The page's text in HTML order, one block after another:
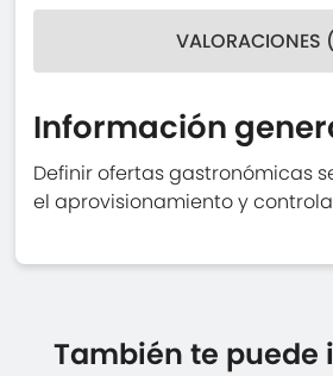
VALORACIONES
Información
Definir ofertas gastronómicas
el aprovisionamiento y
También te puede